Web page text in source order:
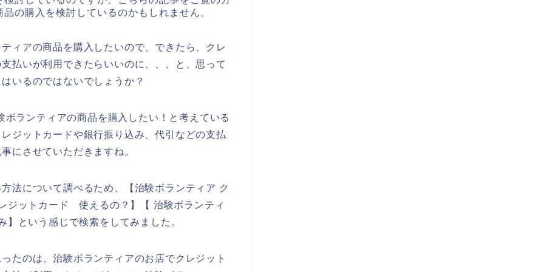
の購入を検討しているのかもしれません。
ィアの商品を購入したいので、できたら、クレ
払いが利用できたらいいのに、、、と、思って
いるのではないでしょうか？
ランティアの商品を購入したい！と考えている
ジットカードや銀行振り込み、代引などの支払
にさせていただきますね。
法について調べるため、【治験ボランティア ク
ジットカード 使えるの？】【 治験ボランティ
という感じで検索をしてみました。
たのは、治験ボランティアのお店でクレジット